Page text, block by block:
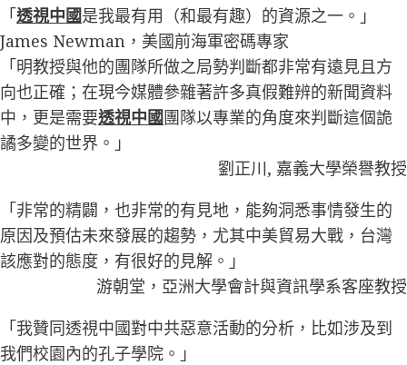
「透視中國是我最有用（和最有趣）的資源之一。」
James Newman，美國前海軍密碼專家
「明教授與他的團隊所做之局勢判斷都非常有遠見且方
向也正確；在現今媒體參雜著許多真假難辨的新聞資料
中，更是需要透視中國團隊以專業的角度來判斷這個詭
譎多變的世界。」
劉正川, 嘉義大學榮譽教授
「非常的精闢，也非常的有見地，能夠洞悉事情發生的
原因及預估未來發展的趨勢，尤其中美貿易大戰，台灣
該應對的態度，有很好的見解。」
游朝堂，亞洲大學會計與資訊學系客座教授
「我贊同透視中國對中共惡意活動的分析，比如涉及到
我們校園內的孔子學院。」